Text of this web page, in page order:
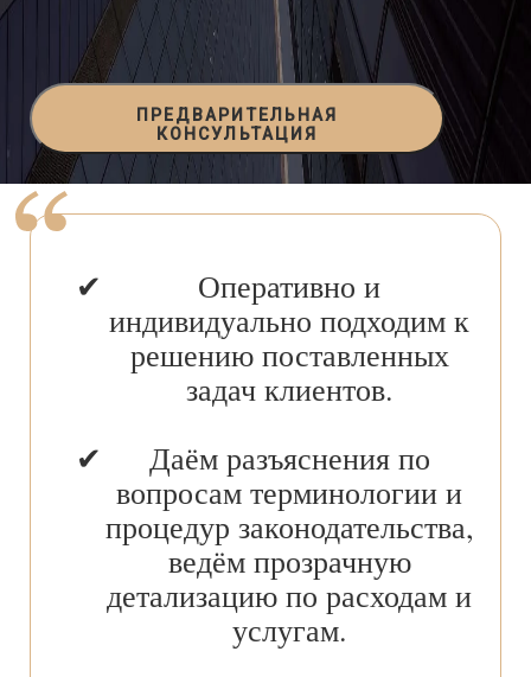
ПРЕДВАРИТЕЛЬНАЯ
КОНСУЛЬТАЦИЯ
Оперативно и
индивидуально подходим к
решению поставленных
задач клиентов.
Даём разъяснения по
вопросам терминологии и
процедур законодательства,
ведём прозрачную
детализацию по расходам и
услугам.